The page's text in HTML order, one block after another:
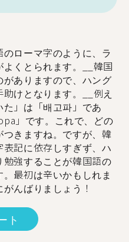
ローマ字のように、ラ
くとられます。__韓国
ありますので、ハング
けとなります。__例え
」は「배고파」であ
」です。これで、どの
きますね。ですが、韓
記に依存しすぎず、ハ
強することが韓国語の
最初は辛いかもしれま
んばりましょう！
ト